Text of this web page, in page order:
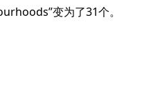
变为了31个。